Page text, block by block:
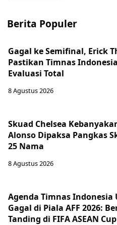
Berita Populer
Gagal ke Semifinal, Erick
Pastikan Timnas
Evaluasi Total
8 Agustus 2026
Skuad Chelsea
Alonso Dipaksa Pangkas
25 Nama
8 Agustus 2026
Agenda Timnas Indonesia
Gagal di Piala AFF 2026:
Tanding di FIFA ASEAN Cup